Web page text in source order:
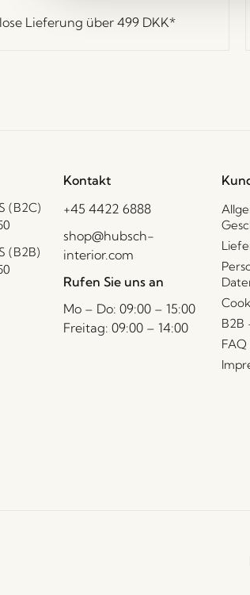
Lieferung über499 DKK*
(B2C)
(B2B)
Kontakt
+45 4422 6888
shop@hubsch-
interior.com
Rufen Sie uns an
Mo – Do: 09:00 – 15:00
Freitag: 09:00 – 14:00
B2B
FAQ